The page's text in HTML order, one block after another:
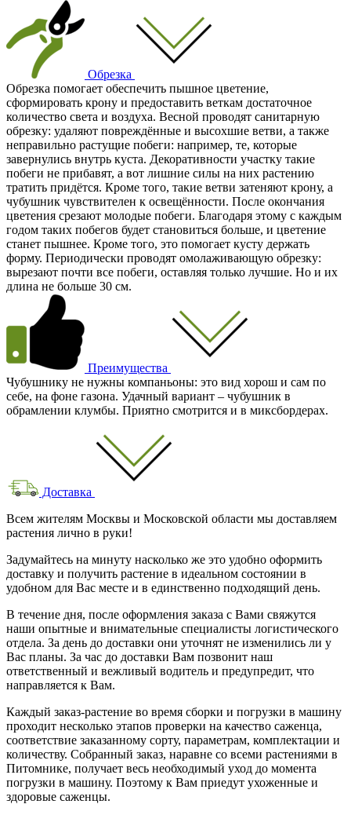
Обрезка
Обрезка помогает обеспечить пышное цветение,
сформировать крону и предоставить веткам достаточное
количество света и воздуха. Весной проводят санитарную
обрезку: удаляют повреждённые и высохшие ветви, а также
неправильно растущие побеги: например, те, которые
завернулись внутрь куста. Декоративности участку такие
побеги не прибавят, а вот лишние силы на них растению
тратить придётся. Кроме того, такие ветви затеняют крону, а
чубушник чувствителен к освещённости. После окончания
цветения срезают молодые побеги. Благодаря этому с каждым
годом таких побегов будет становиться больше, и цветение
станет пышнее. Кроме того, это помогает кусту держать
форму. Периодически проводят омолаживающую обрезку:
вырезают почти все побеги, оставляя только лучшие. Но и их
длина не больше 30 см.
Преимущества
Чубушнику не нужны компаньоны: это вид хорош и сам по
себе, на фоне газона. Удачный вариант – чубушник в
обрамлении клумбы. Приятно смотрится и в миксбордерах.
Доставка
Всем жителям Москвы и Московской области мы доставляем
растения лично в руки!
Задумайтесь на минуту насколько же это удобно оформить
доставку и получить растение в идеальном состоянии в
удобном для Вас месте и в единственно подходящий день.
В течение дня, после оформления заказа с Вами свяжутся
наши опытные и внимательные специалисты логистического
отдела. За день до доставки они уточнят не изменились ли у
Вас планы. За час до доставки Вам позвонит наш
ответственный и вежливый водитель и предупредит, что
направляется к Вам.
Каждый заказ-растение во время сборки и погрузки в машину
проходит несколько этапов проверки на качество саженца,
соответствие заказанному сорту, параметрам, комплектации и
количеству. Собранный заказ, наравне со всеми растениями в
Питомнике, получает весь необходимый уход до момента
погрузки в машину. Поэтому к Вам приедут ухоженные и
здоровые саженцы.